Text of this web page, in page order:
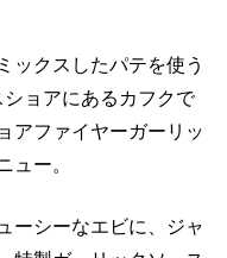
ックスしたパテを使う
ショアにあるカフクで
アファイヤーガーリッ
ュー。
ーシーなエビに、ジャ